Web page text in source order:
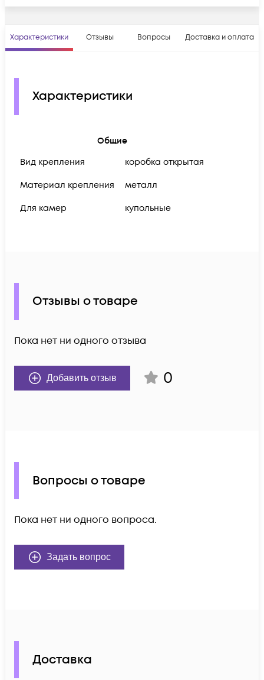
Характеристики Отзывы Вопросы Доставка и оплата
Характеристики
Общие
Вид крепления
коробка открытая
Материал крепления металл
Для камер купольные
Отзывы о товаре
Пока нет ни одного отзыва
Добавить отзыв 0
Вопросы о товаре
Пока нет ни одного вопроса.
Задать вопрос
Доставка